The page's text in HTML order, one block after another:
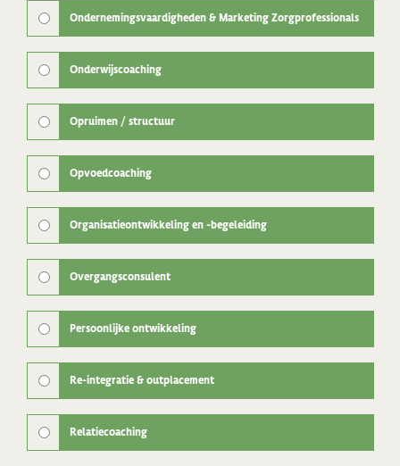
Ondernemingsvaardigheden & Marketing Zorgprofessionals
Onderwijscoaching
Opruimen / structuur
Opvoedcoaching
Organisatieontwikkeling en -begeleiding
Overgangsconsulent
Persoonlijke ontwikkeling
Re-integratie & outplacement
Relatiecoaching